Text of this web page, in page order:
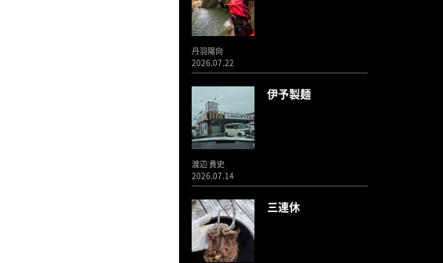
丹羽陽向
2026.07.22
伊予製麺
渡辺 貴史
2026.07.14
三連休